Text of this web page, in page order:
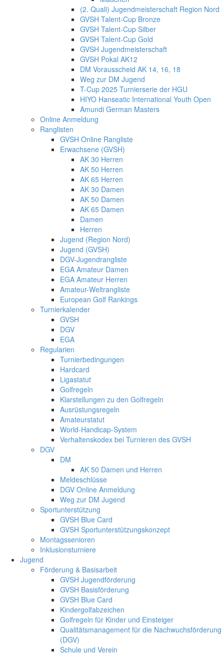
(2. Quali) Jugendmeisterschaft Region Nord
GVSH Talent-Cup Bronze
GVSH Talent-Cup Silber
GVSH Talent-Cup Gold
GVSH Jugendmeisterschaft
GVSH Pokal AK12
DM Vorausscheid AK 14, 16, 18
Weg zur DM Jugend
T-Cup 2025 Turnierserie der HGU
HIYO Hanseatic International Youth Open
Amundi German Masters
Online Anmeldung
Ranglisten
GVSH Online Rangliste
Erwachsene (GVSH)
AK 30 Herren
AK 50 Herren
AK 65 Herren
AK 30 Damen
AK 50 Damen
AK 65 Damen
Damen
Herren
Jugend (Region Nord)
Jugend (GVSH)
DGV-Jugendrangliste
EGA Amateur Damen
EGA Amateur Herren
Amateur-Weltrangliste
European Golf Rankings
Turnierkalender
GVSH
DGV
EGA
Regularien
Turnierbedingungen
Hardcard
Ligastatut
Golfregeln
Klarstellungen zu den Golfregeln
Ausrüstungsregeln
Amateurstatut
World-Handicap-System
Verhaltenskodex bei Turnieren des GVSH
DGV
DM
AK 50 Damen und Herren
Meldeschlüsse
DGV Online Anmeldung
Weg zur DM Jugend
Sportunterstützung
GVSH Blue Card
GVSH Sportunterstützungskonzept
Montagssenioren
Inklusionsturniere
Jugend
Förderung & Basisarbeit
GVSH Jugendförderung
GVSH Basisförderung
GVSH Blue Card
Kindergolfabzeichen
Golfregeln für Kinder und Einsteiger
Qualitätsmanagement für die Nachwuchsförderung
(DGV)
Schule und Verein